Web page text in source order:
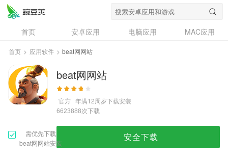
首页 安卓应用 电脑应用
MAC应用
资讯
专题
问答
首页 > 应用软件 > beat网网站
beat网网站
官方 年满12周岁下载安装
6623888次下载
需优先下载
beat网网站安装
安全下载